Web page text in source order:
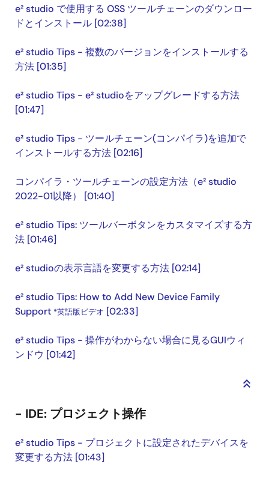
e² studio で使用する OSS ツールチェーンのダウンロー
ドとインストール [02:38]
e² studio Tips - 複数のバージョンをインストールする
方法 [01:35]
e² studio Tips - e² studioをアップグレードする方法
[01:47]
e² studio Tips - ツールチェーン(コンパイラ)を追加で
インストールする方法 [02:16]
コンパイラ・ツールチェーンの設定方法（e² studio
2022-01以降） [01:40]
e² studio Tips: ツールバーボタンをカスタマイズする方
法 [01:46]
e² studioの表示言語を変更する方法 [02:14]
e² studio Tips: How to Add New Device Family
Support *英語版ビデオ [02:33]
e² studio Tips - 操作がわからない場合に見るGUIウィ
ンドウ [01:42]
keyboard_double_arrow_up
- IDE: プロジェクト操作
e² studio Tips - プロジェクトに設定されたデバイスを
変更する方法 [01:43]